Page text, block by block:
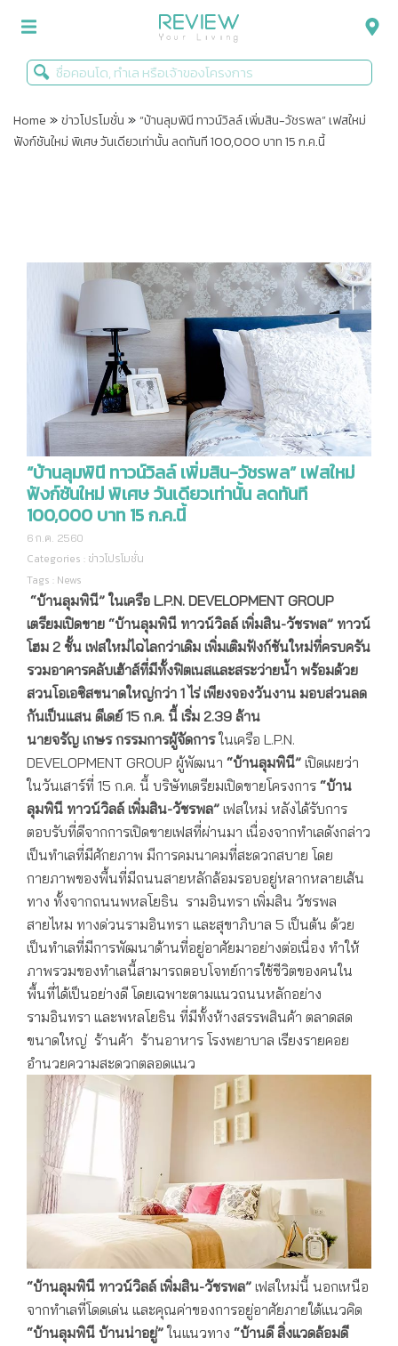
รีวิวคอนโด
Infographic
ข่าวโปรโมชั่น
Home »ข่าวโปรโมชั่น »“บ้านลุมพินี ทาวน์วิลล์ เพิ่มสิน-วัชรพล” เฟสใหม่
ฟังก์ชันใหม่ พิเศษ วันเดียวเท่านั้น ลดทันที 100,000 บาท 15 ก.ค.นี้
“บ้านลุมพินี ทาวน์วิลล์ เพิ่มสิน-วัชรพล” เฟสใหม่
ฟังก์ชันใหม่ พิเศษ วันเดียวเท่านั้น ลดทันที
100,000 บาท 15 ก.ค.นี้
6 ก.ค. 2560
Categories : ข่าวโปรโมชั่น
Tags : News
“บ้านลุมพินี” ในเครือ L.P.N. DEVELOPMENT GROUP
เตรียมเปิดขาย “บ้านลุมพินี ทาวน์วิลล์ เพิ่มสิน-วัชรพล” ทาวน์
โฮม 2 ชั้น เฟสใหม่ไฉไลกว่าเดิม เพิ่มเติมฟังก์ชันใหม่ที่ครบครัน
รวมอาคารคลับเฮ้าส์ที่มีทั้งฟิตเนสและสระว่ายน้ำ พร้อมด้วย
สวนโอเอซิสขนาดใหญ่กว่า 1 ไร่ เพียงจองวันงาน มอบส่วนลด
กันเป็นแสน ดีเดย์ 15 ก.ค. นี้ เริ่ม 2.39 ล้าน
นายจรัญ เกษร กรรมการผู้จัดการในเครือ L.P.N.
DEVELOPMENT GROUP ผู้พัฒนา “บ้านลุมพินี” เปิดเผยว่า
ในวันเสาร์ที่ 15 ก.ค. นี้ บริษัทเตรียมเปิดขายโครงการ “บ้าน
ลุมพินี ทาวน์วิลล์ เพิ่มสิน-วัชรพล” เฟสใหม่ หลังได้รับการ
ตอบรับที่ดีจากการเปิดขายเฟสที่ผ่านมา เนื่องจากทำเลดังกล่าว
เป็นทำเลที่มีศักยภาพ มีการคมนาคมที่สะดวกสบาย โดย
กายภาพของพื้นที่มีถนนสายหลักล้อมรอบอยู่หลากหลายเส้น
ทาง ทั้งจากถนนพหลโยธิน รามอินทรา เพิ่มสิน วัชรพล
สายไหม ทางด่วนรามอินทรา และสุขาภิบาล 5 เป็นต้น ด้วย
เป็นทำเลที่มีการพัฒนาด้านที่อยู่อาศัยมาอย่างต่อเนื่อง ทำให้
ภาพรวมของทำเลนี้สามารถตอบโจทย์การใช้ชีวิตของคนใน
พื้นที่ได้เป็นอย่างดี โดยเฉพาะตามแนวถนนหลักอย่าง
รามอินทรา และพหลโยธิน ที่มีทั้งห้างสรรพสินค้า ตลาดสด
ขนาดใหญ่ ร้านค้า ร้านอาหาร โรงพยาบาล เรียงรายคอย
อำนวยความสะดวกตลอดแนว
“บ้านลุมพินี ทาวน์วิลล์ เพิ่มสิน-วัชรพล” เฟสใหม่นี้ นอกเหนือ
จากทำเลที่โดดเด่น และคุณค่าของการอยู่อาศัยภายใต้แนวคิด
“บ้านลุมพินี บ้านน่าอยู่”ในแนวทาง “บ้านดี สิ่งแวดล้อมดี